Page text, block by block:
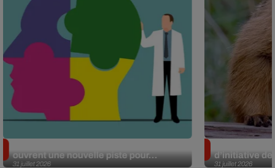
31 juillet 2026
ouvrent une nouvelle piste pour...
31 juillet 2026
d’initiative